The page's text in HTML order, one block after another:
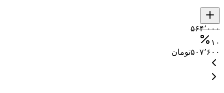
۵۶۴٬۰۰۰
۱۰
۵۰۷٬۶۰۰تومان